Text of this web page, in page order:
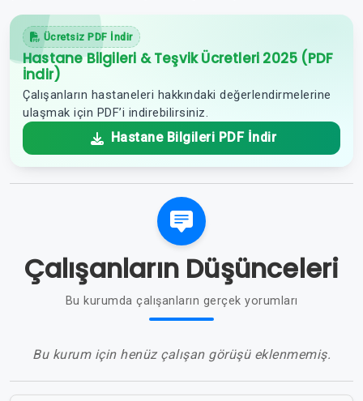
Ücretsiz PDF İndir
Hastane Bilgileri & Teşvik Ücretleri 2025 (PDF
İndir)
Çalışanların hastaneleri hakkındaki değerlendirmelerine
ulaşmak için PDF’i indirebilirsiniz.
Hastane Bilgileri PDF İndir
Çalışanların Düşünceleri
Bu kurumda çalışanların gerçek yorumları
Bu kurum için henüz çalışan görüşü eklenmemiş.